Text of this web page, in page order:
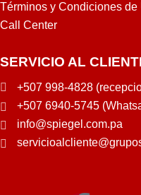
Términos y Condiciones de
Call Center
SERVICIO AL
+507 998-4828
+507 6940-5745
info@spiegel.com.pa